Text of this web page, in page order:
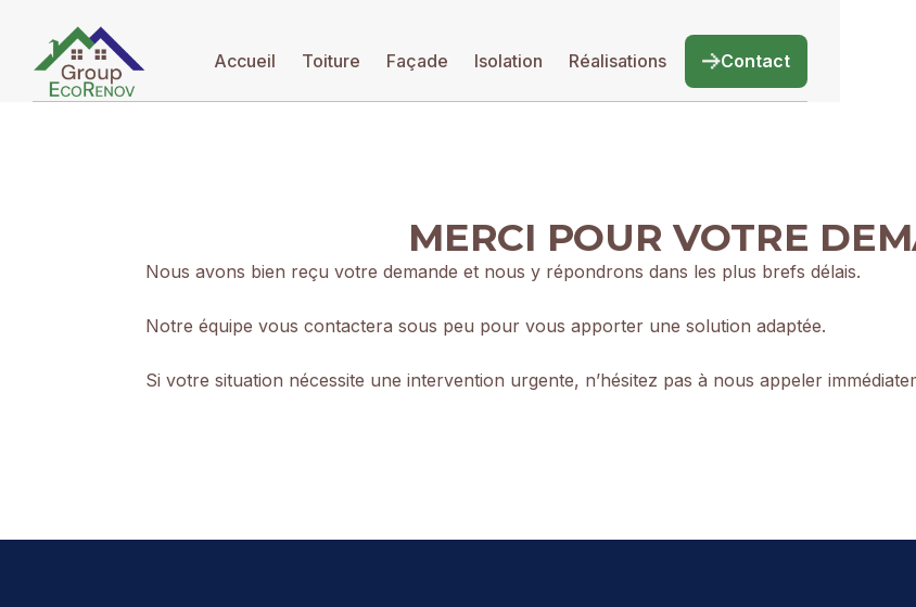
Accueil Toiture Façade Isolation Réalisations Contact
MERCI POUR VOTRE
Nous avons bien reçu votre demande et nous y répondrons dans les plus brefs délais.
Notre équipe vous contactera sous peu pour vous apporter une solution adaptée.
Si votre situation nécessite une intervention urgente, n’hésitez pas à nous appeler